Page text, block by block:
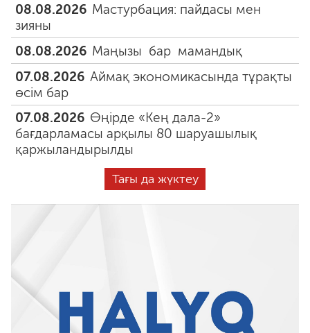
08.08.2026 Мастурбация: пайдасы мен
зияны
08.08.2026 Маңызы бар мамандық
07.08.2026 Аймақ экономикасында тұрақты
өсім бар
07.08.2026 Өңірде «Кең дала-2»
бағдарламасы арқылы 80 шаруашылық
қаржыландырылды
Тағы да жүктеу